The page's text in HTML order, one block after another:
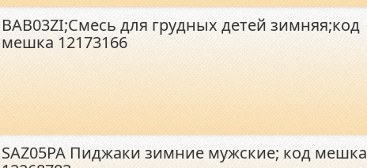
BAB03ZI;Смесь для грудных детей зимняя;код
мешка 12173166
SAZ05PA Пиджаки зимние мужские; код мешка